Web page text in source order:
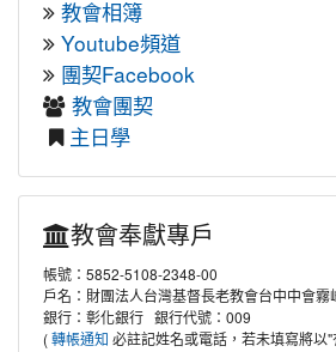
教會相簿
Youtube頻道
團契Facebook
教會團契
主日學
教會奉獻專戶
帳號：5852-5108-2348-00
戶名：財團法人台灣基督長老教會台中中會霧
銀行：彰化銀行 銀行代號：009
( 轉帳通知 必註記姓名或電話，若未填寫將以